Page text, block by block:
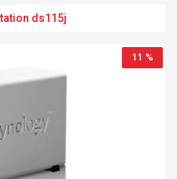
ds115j
11 %